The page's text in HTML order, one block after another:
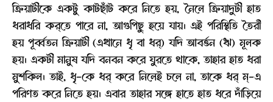
ক্রিয়াটীকে একটু কাটছাঁট করে নিতে হয়, নৈলে ক্রিয়াদুটী হাত
ধরাধরি কর্‌তে পারে না, আগুপিছু হয়ে যায়। এই পরিস্থিতি তৈরী
হয় পূর্ব্বতন ক্রিয়াটী (এখানে ধৃ বা ধর্) যদি আবর্ত্তন (ঋ) মূলক
হয়। একটী মানুষ যদি বনবন করে ঘুরতে থাকে, তাহার হাত ধরা
মুশকিল। তাই, ধৃ-কে ধর্ করে নিলেই চলে না, তাকে ধর্ ম্-এ
পরিণত করে নিতে হয়। এবার তাহার সঙ্গে হাতে হাত ধরে দাঁড়িয়ে